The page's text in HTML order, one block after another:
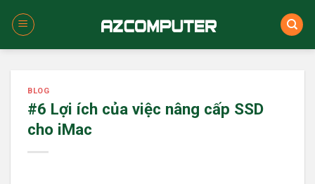
BLOG
#6 Lợi ích của việc nâng cấp SSD
cho iMac